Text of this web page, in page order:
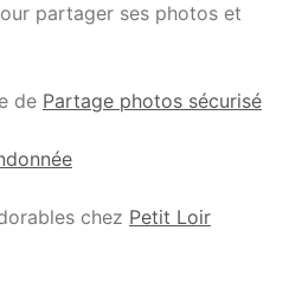
partager ses photos et
de Partage photos sécurisé
chez Petit Loir